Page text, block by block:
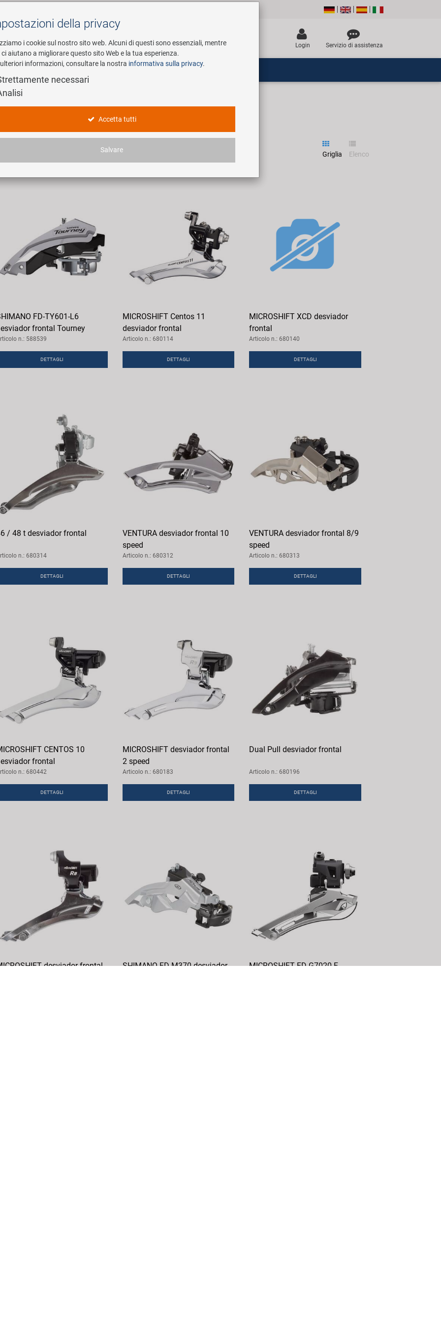
Cerca
Login Servizio di assistenza
E-Mobility
Griglia Elenco
FD-TY601-L6
frontal Tourney
n.: 588539
DETTAGLI
MICROSHIFT Centos 11
desviador frontal
Articolo n.: 680114
DETTAGLI
MICROSHIFT XCD desviador
frontal
Articolo n.: 680140
DETTAGLI
/ 48 t desviador frontal
n.: 680314
DETTAGLI
VENTURA desviador frontal 10
speed
Articolo n.: 680312
DETTAGLI
VENTURA desviador frontal 8/9
speed
Articolo n.: 680313
DETTAGLI
CENTOS 10
frontal
n.: 680442
DETTAGLI
MICROSHIFT desviador frontal
2 speed
Articolo n.: 680183
DETTAGLI
Dual Pull desviador frontal
Articolo n.: 680196
DETTAGLI
desviador frontal
SHIMANO FD-M370 desviador
MICROSHIFT FD-G7020-F
della privacy
i cookie sul nostro sito web. Alcuni di questi sono essenziali, mentre
aiutano a migliorare questo sito Web e la tua esperienza.
informazioni, consultare la nostra informativa sulla privacy.
necessari
Accetta tutti
Salvare